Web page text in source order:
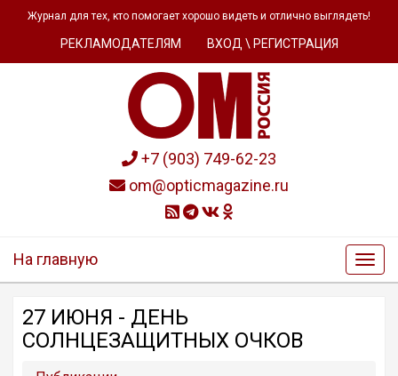
Журнал для тех, кто помогает хорошо видеть и отлично выглядеть!
РЕКЛАМОДАТЕЛЯМ ВХОД \ РЕГИСТРАЦИЯ
+7 (903) 749-62-23
om@opticmagazine.ru
На главную
27 ИЮНЯ - ДЕНЬ
СОЛНЦЕЗАЩИТНЫХ ОЧКОВ